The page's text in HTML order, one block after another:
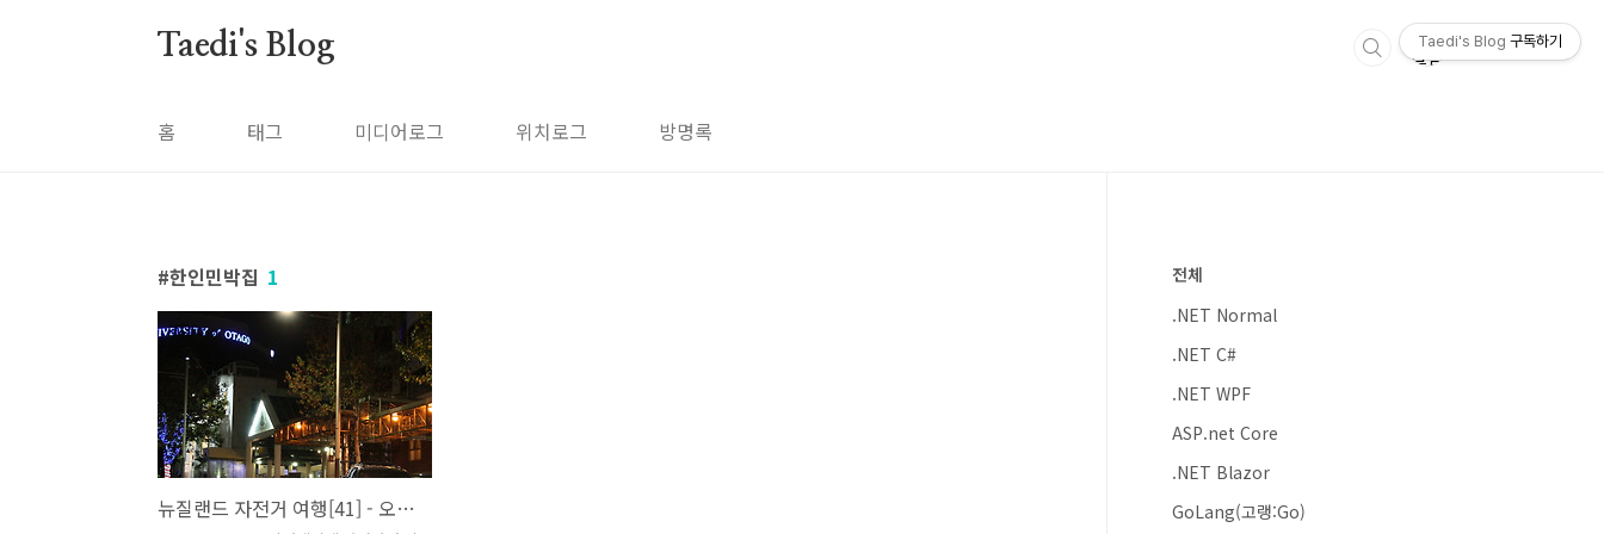
Taedi's Blog
홈 태그 미디어로그 위치로그 방명록
한인민박집 1
뉴질랜드 자전거 여행[41] - 오클랜드 둘러보기(3)
전체
.NET Normal
.NET C#
.NET WPF
ASP.net Core
.NET Blazor
GoLang(고랭:Go)
Taedi's Blog 구독하기